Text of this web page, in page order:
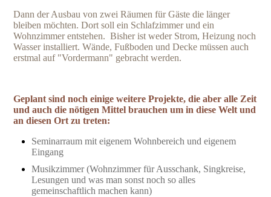
Dann der Ausbau von zwei Räumen für Gäste die länger
bleiben möchten. Dort soll ein Schlafzimmer und ein
Wohnzimmer entstehen. Bisher ist weder Strom, Heizung noch
Wasser installiert. Wände, Fußboden und Decke müssen auch
erstmal auf "Vordermann" gebracht werden.
Geplant sind noch einige weitere Projekte, die aber alle Zeit
und auch die nötigen Mittel brauchen um in diese Welt und
an diesen Ort zu treten:
Seminarraum mit eigenem Wohnbereich und eigenem
Eingang
Musikzimmer (Wohnzimmer für Ausschank, Singkreise,
Lesungen und was man sonst noch so alles
gemeinschaftlich machen kann)